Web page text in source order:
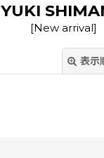
YUKI
[New arrival]
表示